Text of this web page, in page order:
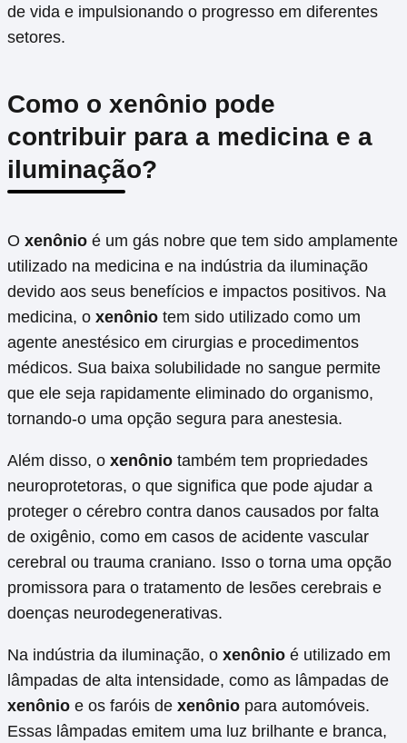
de vida e impulsionando o progresso em diferentes
setores.
Como o xenônio pode
contribuir para a medicina e a
iluminação?
O xenônio é um gás nobre que tem sido amplamente
utilizado na medicina e na indústria da iluminação
devido aos seus benefícios e impactos positivos. Na
medicina, o xenônio tem sido utilizado como um
agente anestésico em cirurgias e procedimentos
médicos. Sua baixa solubilidade no sangue permite
que ele seja rapidamente eliminado do organismo,
tornando-o uma opção segura para anestesia.
Além disso, o xenônio também tem propriedades
neuroprotetoras, o que significa que pode ajudar a
proteger o cérebro contra danos causados por falta
de oxigênio, como em casos de acidente vascular
cerebral ou trauma craniano. Isso o torna uma opção
promissora para o tratamento de lesões cerebrais e
doenças neurodegenerativas.
Na indústria da iluminação, o xenônio é utilizado em
lâmpadas de alta intensidade, como as lâmpadas de
xenônio e os faróis de xenônio para automóveis.
Essas lâmpadas emitem uma luz brilhante e branca,